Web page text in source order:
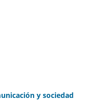
y sociedad